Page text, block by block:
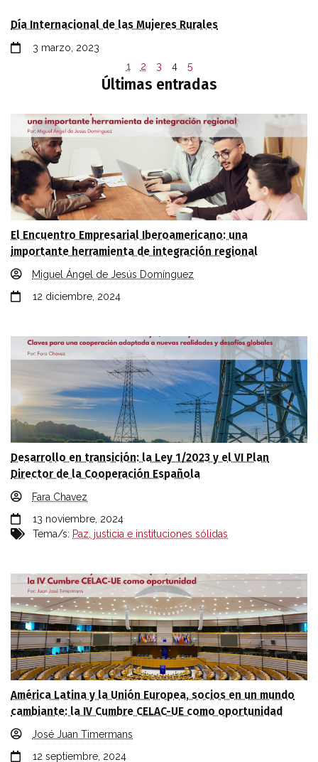
Día Internacional de las Mujeres Rurales
3 marzo, 2023
1
2 3 4 5
Últimas entradas
El Encuentro Empresarial Iberoamericano: una
importante herramienta de integración regional
Miguel Ángel de Jesús Domínguez
12 diciembre, 2024
Desarrollo en transición: la Ley 1/2023 y el VI Plan
Director de la Cooperación Española
Fara Chavez
13 noviembre, 2024
Tema/s: Paz, justicia e instituciones sólidas
América Latina y la Unión Europea, socios en un mundo
cambiante: la IV Cumbre CELAC-UE como oportunidad
José Juan Timermans
12 septiembre, 2024